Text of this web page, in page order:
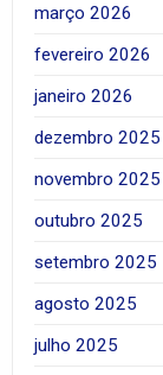
março 2026
fevereiro 2026
janeiro 2026
dezembro 2025
novembro 2025
outubro 2025
setembro 2025
agosto 2025
julho 2025